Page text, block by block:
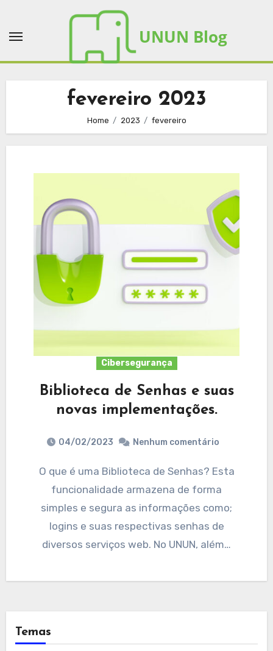
content
UNUN Blog
fevereiro 2023
Home 2023 fevereiro
Cibersegurança
Biblioteca de Senhas e suas
novas implementações.
04/02/2023 Nenhum comentário
O que é uma Biblioteca de Senhas? Esta
funcionalidade armazena de forma
simples e segura as informações como;
logins e suas respectivas senhas de
diversos serviços web. No UNUN, além…
Temas